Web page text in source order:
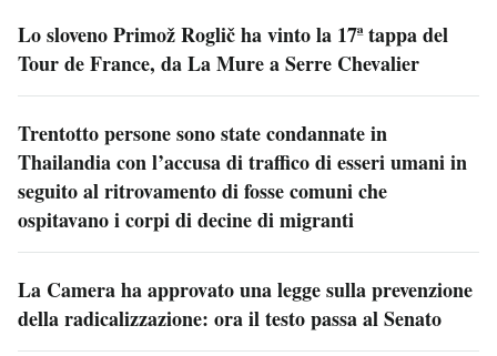
Lo sloveno Primož Roglič ha vinto la 17ª tappa del
Tour de France, da La Mure a Serre Chevalier
Trentotto persone sono state condannate in
Thailandia con l’accusa di traffico di esseri umani in
seguito al ritrovamento di fosse comuni che
ospitavano i corpi di decine di migranti
La Camera ha approvato una legge sulla prevenzione
della radicalizzazione: ora il testo passa al Senato